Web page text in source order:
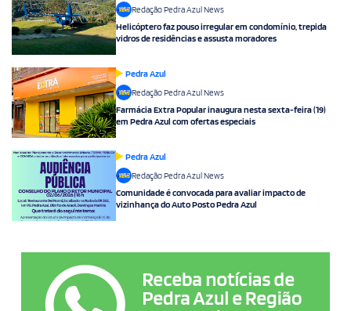
Redação Pedra Azul News
Helicóptero faz pouso irregular em condomínio, trepida
vidros de residências e assusta moradores
Pedra Azul
Redação Pedra Azul News
Farmácia Extra Popular inaugura nesta sexta-feira (19)
em Pedra Azul com ofertas especiais
Pedra Azul
Redação Pedra Azul News
Comunidade é convocada para avaliar impacto de
vizinhança do Auto Posto Pedra Azul